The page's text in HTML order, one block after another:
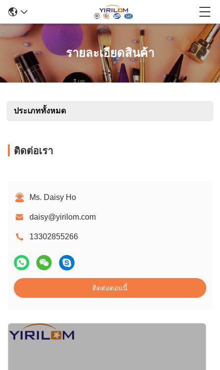
รายละเอียดสินค้า
ประเภททั้งหมด
ติดต่อเรา
Ms. Daisy Ho
daisy@yirilom.com
13302855266
ติดต่อตอนนี้